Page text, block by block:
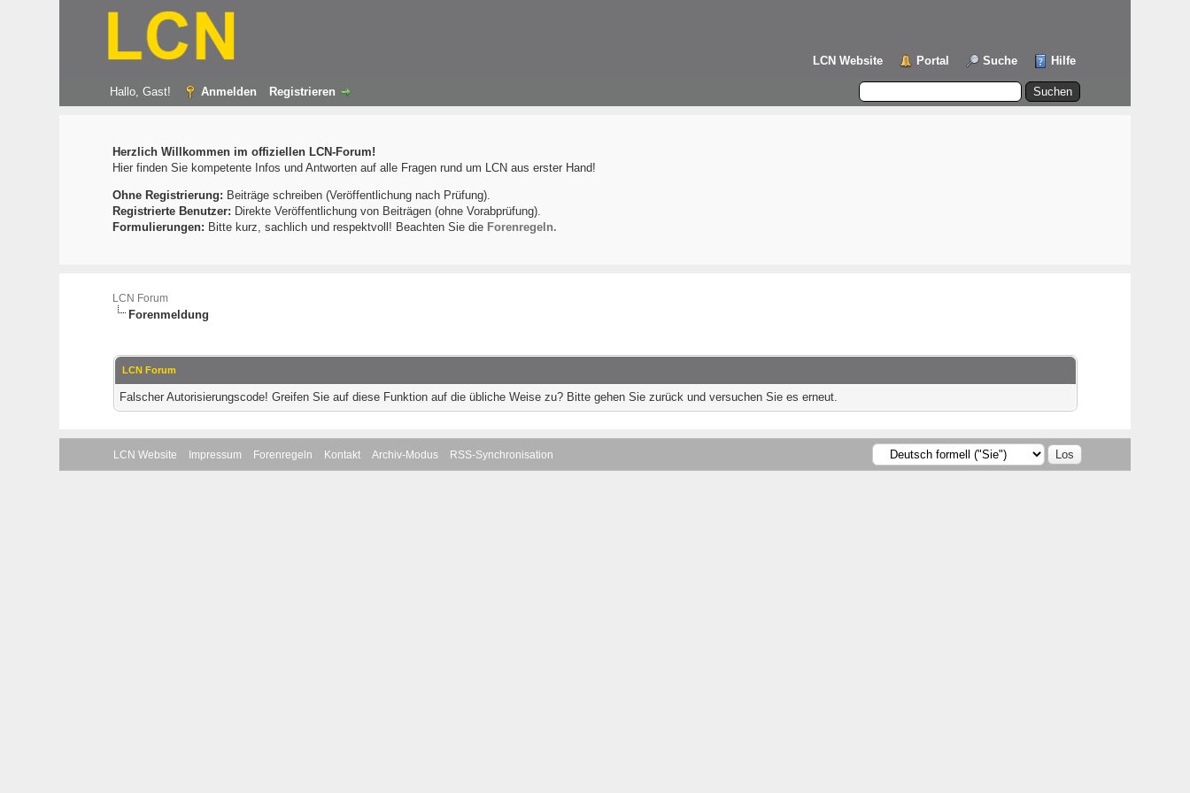
LCN Website Portal Suche Hilfe
Hallo, Gast! Anmelden Registrieren
Herzlich Willkommen im offiziellen LCN-Forum!
Hier finden Sie kompetente Infos und Antworten auf alle Fragen rund um LCN aus erster Hand!
Ohne Registrierung: Beiträge schreiben (Veröffentlichung nach Prüfung).
Registrierte Benutzer: Direkte Veröffentlichung von Beiträgen (ohne Vorabprüfung).
Formulierungen: Bitte kurz, sachlich und respektvoll! Beachten Sie die Forenregeln.
LCN Forum
Forenmeldung
LCN Forum
Falscher Autorisierungscode! Greifen Sie auf diese Funktion auf die übliche Weise zu? Bitte gehen Sie zurück und versuchen Sie es erneut.
LCN Website Impressum Forenregeln Kontakt Archiv-Modus RSS-Synchronisation